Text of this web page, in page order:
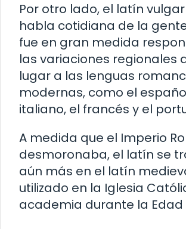
Por otro lado, el latín
habla cotidiana de la
fue en gran medida
las variaciones regionales
lugar a las lenguas
modernas, como el
italiano, el francés y el
A medida que el Imperio
desmoronaba, el latín se
aún más en el latín
utilizado en la Iglesia
academia durante la Edad